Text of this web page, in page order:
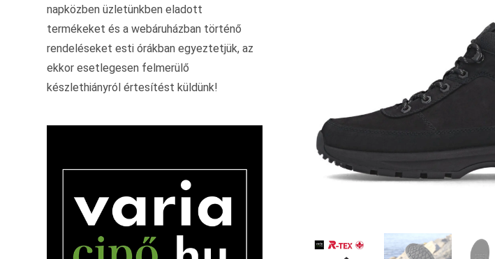
napközben üzletünkben eladott
termékeket és a webáruházban történő
rendeléseket esti órákban egyeztetjük, az
ekkor esetlegesen felmerülő
készlethiányról értesítést küldünk!